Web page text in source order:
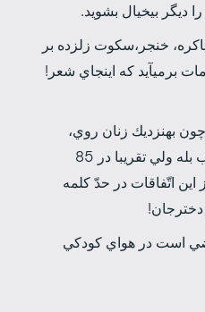
ديگر بي­خيال بشويد.
خنجر،سكوت زل­زده بر
برمي­آيد كه اينجاي شعر!
به­نزديك زنان روي،
تازيانه را فراموش مكن! خب بله ولي تقريبا در 85
اتّفاقات در حدّ كلمه
دخترجان!
است در هواي كودكي